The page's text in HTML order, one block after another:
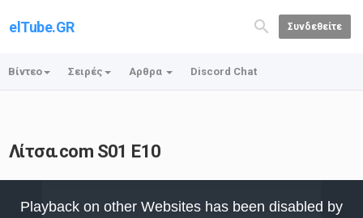
elTube.GR Συνδεθείτε
Βίντεο Σειρές Αρθρα Discord Chat
Λίτσα.com S01 E10
Playback on other Websites has been disabled by